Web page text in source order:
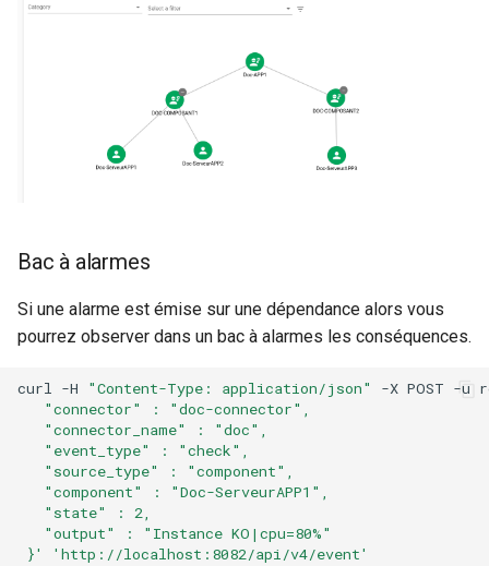
Notes de version Canopsis
Notes de version Canopsis
Notes de version Canopsis
Notes de version Canopsis
3.14.0
Notes de version Canopsis
3.13.2
Bac à alarmes
Si une alarme est émise sur une dépendance alors vous
pourrez observer dans un bac à alarmes les conséquences.
curl -H "Content-Type: application/json"
-X POST -
   "connector" : "doc-connector",
   "connector_name" : "doc",
   "event_type" : "check",
   "source_type" : "component",
   "component" : "Doc-ServeurAPP1",
   "state" : 2,
   "output" : "Instance KO|cpu=80%"
}'
'http://localhost:8082/api/v4/event'